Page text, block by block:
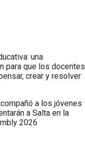
una
para que los docentes
crear y resolver
a los jóvenes
a Salta en la
2026